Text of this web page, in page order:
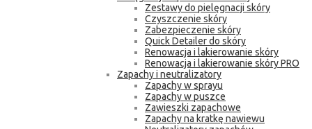
Zestawy do pielęgnacji skóry
Czyszczenie skóry
Zabezpieczenie skóry
Quick Detailer do skóry
Renowacja i lakierowanie skóry
Renowacja i lakierowanie skóry PRO
Zapachy i neutralizatory
Zapachy w sprayu
Zapachy w puszce
Zawieszki zapachowe
Zapachy na kratkę nawiewu